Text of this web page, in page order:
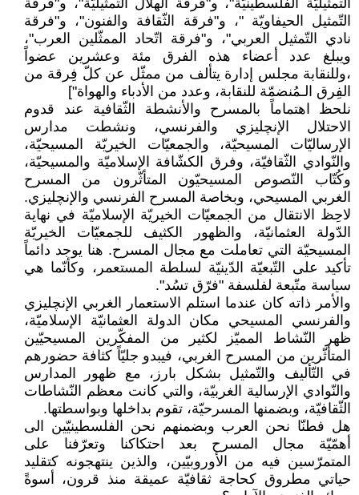
التمثيليّة الفلسطينيّة"، و"فرقة الهلال التّمثيليّة"، و"فرقة
التّمثيل الحيفاويّة "، و"فرقة الثّقافة والفنون"، و"فرقة
نادي التّمثيل العربي"، و"فرقة اتّحاد الممثّلين العرب"،
ويبلغ عدد أعضاء هذه الفرق مئة وعشرين عضواً
،وللنقابة مجلس إدارة يتألف من ممثّل عن كلّ فِرقة من
الفِرق الـمُنضمّة للنقابة، وعدد من الأدباء والهواة"]
نلحظ اهتماماً بالمسرح والأنشطة الثّقافية عند قدوم
الاحتلال الإنچليزي والفرنسي، ونشطت مدارس
الإرساليّات المسيحيّة، والجمعيّات الخيريّة المسيحيّة،
والنّوادي الثّقافيّة، وفرق الكشّافة الإسلاميّة والمسيحيّة،
وكُتّاب النّصوص المسيحيّون المتأثّرون من المسرح
الغربي المسيحي، وبخاصة المسرح الفرنسي والإنچليزي.
لاحِظ الانتقال من الجمعيّات الخيريّة الإسلاميّة في نهاية
الدّولة العثمانيّة، والظهور الكثيف للجمعيّات الخيريّة
المسيحيّة التي تعاملت مع مجال المسرح. هنا يوجد دائماً
تأكيد على التّبعيّة الدّينيّة لسلطة المستعمر، وكأنّما هي
سياسة متّبعة لفلسفة "فرّق تسُد".
والأمر ذاته كان عندما استلم الاستعمار الغربي الإنچليزي
والفرنسي المسيحي مكان الدولة العثمانيّة الإسلاميّة،
ظهر النّشاط المميّز لكثير من المفكّرين المسيحيّين
المتأثّرين من المسرح الغربي، فيبدو جليّاً كثافة حضورهم
في التّأليف والتّمثيل بشكل بارز، مع ظهور المدارس
والنّوادي الإرسالية الغربيّة، والتي كانت معظم النّشاطات
الثّقافيّة، وبضمنها المسرحيّة، تقوم بداخلها وبواسطتها.
هل فطنّا نحن العرب وبضمنهم نحن الفلسطينيّين الى
أهمّيّة مجال المسرح بعد احتكاكنا وتعرّفنا على
المتمرّسين فيه من الأوروبيّين، والذين ينتهجونه كتقليد
حياتي مطروق كحاجة ثقافيّة عميقة منذ قرون، أسوةً